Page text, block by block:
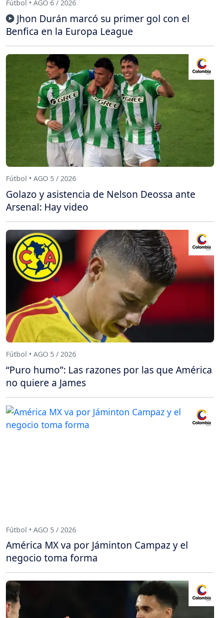
Fútbol • AGO 6 / 2026
Jhon Durán marcó su primer gol con el
Benfica en la Europa League
Fútbol • AGO 5 / 2026
Golazo y asistencia de Nelson Deossa ante
Arsenal: Hay video
Fútbol • AGO 5 / 2026
“Puro humo”: Las razones por las que América
no quiere a James
Fútbol • AGO 5 / 2026
América MX va por Jáminton Campaz y el
negocio toma forma